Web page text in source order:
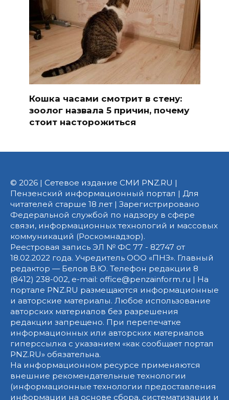
Кошка часами смотрит в стену:
зоолог назвала 5 причин, почему
стоит насторожиться
© 2026 | Сетевое издание СМИ PNZ.RU |
Пензенский информационный портал | Для
читателей старше 18 лет | Зарегистрировано
Федеральной службой по надзору в сфере
связи, информационных технологий и массовых
коммуникаций (Роскомнадзор).
Реестровая запись ЭЛ № ФС 77 - 82747 от
18.02.2022 года. Учредитель ООО «ПНЗ». Главный
редактор — Белов В.Ю. Телефон редакции 8
(8412) 238-002, e-mail: office@penzainform.ru | На
портале PNZ.RU размещаются информационные
и авторские материалы. Любое использование
авторских материалов без разрешения
редакции запрещено. При перепечатке
информационных или авторских материалов
гиперссылка с указанием «как сообщает портал
PNZ.RU» обязательна.
На информационном ресурсе применяются
внешние рекомендательные технологии
(информационные технологии предоставления
информации на основе сбора, систематизации и